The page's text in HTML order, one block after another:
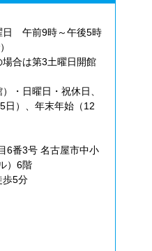
日 午前9時～午後5時
合は第3土曜日開館
・日曜日・祝休日、
日）、年末年始（12
6番3号 名古屋市中小
）6階
歩5分